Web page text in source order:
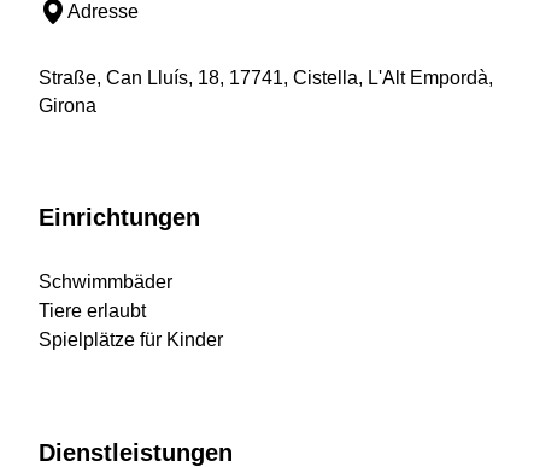
Adresse
Straße, Can Lluís, 18, 17741, Cistella, L'Alt Empordà,
Girona
Einrichtungen
Schwimmbäder
Tiere erlaubt
Spielplätze für Kinder
Dienstleistungen